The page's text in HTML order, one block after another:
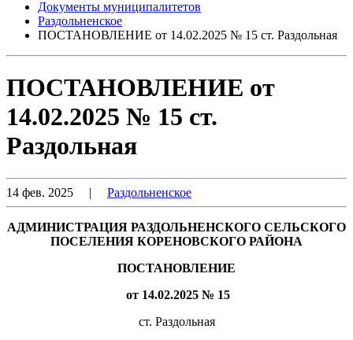
Документы муниципалитетов
Раздольненское
ПОСТАНОВЛЕНИЕ от 14.02.2025 № 15 ст. Раздольная
ПОСТАНОВЛЕНИЕ от
14.02.2025 № 15 ст.
Раздольная
14 фев. 2025 | Раздольненское
АДМИНИСТРАЦИЯ РАЗДОЛЬНЕНСКОГО СЕЛЬСКОГО
ПОСЕЛЕНИЯ КОРЕНОВСКОГО РАЙОНА
ПОСТАНОВЛЕНИЕ
от 14.02.2025 № 15
ст. Раздольная